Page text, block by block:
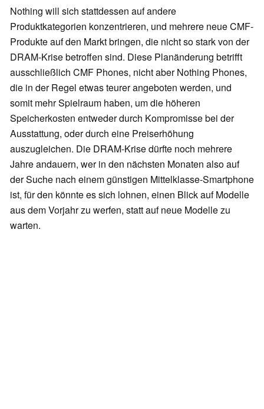
Nothing will sich stattdessen auf andere
Produktkategorien konzentrieren, und mehrere neue CMF-
Produkte auf den Markt bringen, die nicht so stark von der
DRAM-Krise betroffen sind. Diese Planänderung betrifft
ausschließlich CMF Phones, nicht aber Nothing Phones,
die in der Regel etwas teurer angeboten werden, und
somit mehr Spielraum haben, um die höheren
Speicherkosten entweder durch Kompromisse bei der
Ausstattung, oder durch eine Preiserhöhung
auszugleichen. Die DRAM-Krise dürfte noch mehrere
Jahre andauern, wer in den nächsten Monaten also auf
der Suche nach einem günstigen Mittelklasse-Smartphone
ist, für den könnte es sich lohnen, einen Blick auf Modelle
aus dem Vorjahr zu werfen, statt auf neue Modelle zu
warten.